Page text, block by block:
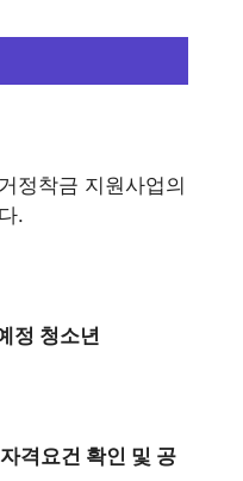
정착금 지원사업의
.
정 청소년
격요건 확인 및 공